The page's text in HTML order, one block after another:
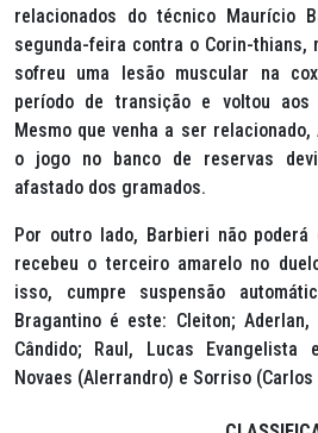
relacionados do técnico Maurício
segunda-feira contra o Corin-thians,
sofreu uma lesão muscular na
período de transição e voltou aos
Mesmo que venha a ser
o jogo no banco de reservas
afastado dos gramados.
Por outro lado, Barbieri não poderá
recebeu o terceiro amarelo no
isso, cumpre suspensão
Bragantino é este: Cleiton;
Cândido; Raul, Lucas Evangelista
Novaes (Alerrandro) e Sorriso (Carlos